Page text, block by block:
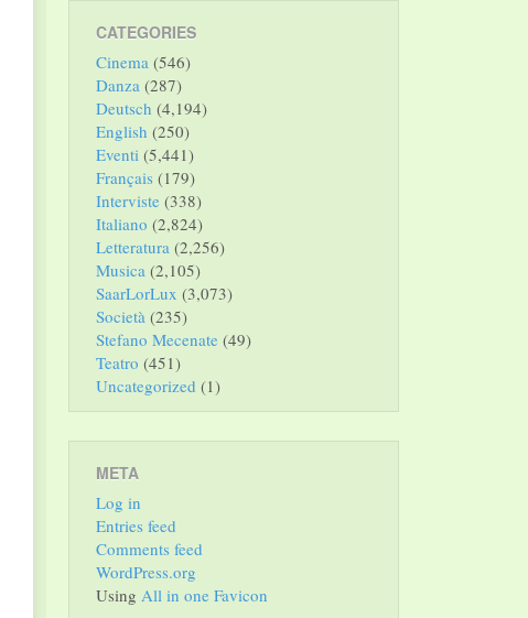
CATEGORIES
Cinema (546)
Danza (287)
Deutsch (4,194)
English (250)
Eventi (5,441)
Français (179)
Interviste (338)
Italiano (2,824)
Letteratura (2,256)
Musica (2,105)
SaarLorLux (3,073)
Società (235)
Stefano Mecenate (49)
Teatro (451)
Uncategorized (1)
META
Log in
Entries feed
Comments feed
WordPress.org
Using All in one Favicon